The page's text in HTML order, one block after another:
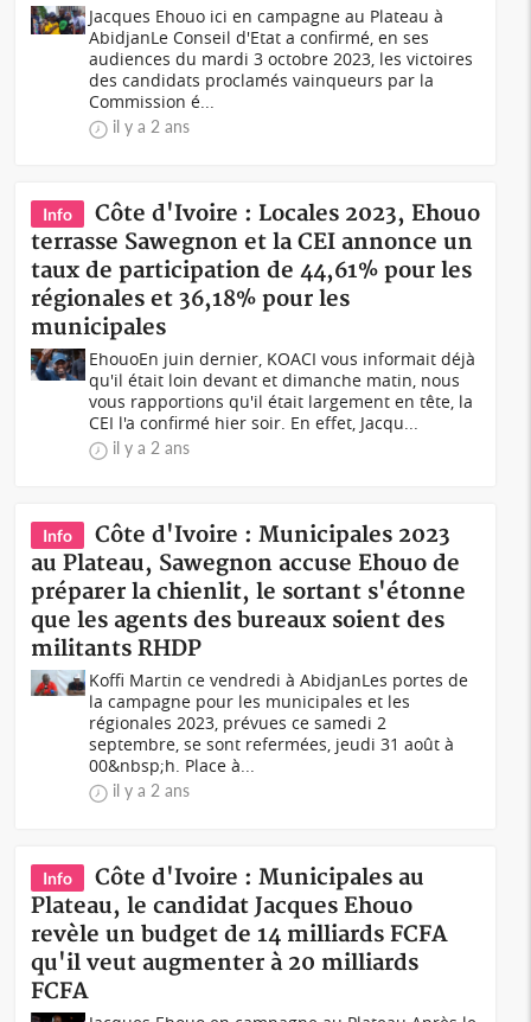
Jacques Ehouo ici en campagne au Plateau à
AbidjanLe Conseil d'Etat a confirmé, en ses
audiences du mardi 3 octobre 2023, les victoires
des candidats proclamés vainqueurs par la
Commission é...
il y a 2 ans
Info
Côte d'Ivoire : Locales 2023, Ehouo
terrasse Sawegnon et la CEI annonce un
taux de participation de 44,61% pour les
régionales et 36,18% pour les
municipales
EhouoEn juin dernier, KOACI vous informait déjà
qu'il était loin devant et dimanche matin, nous
vous rapportions qu'il était largement en tête, la
CEI l'a confirmé hier soir. En effet, Jacqu...
il y a 2 ans
Info
Côte d'Ivoire : Municipales 2023
au Plateau, Sawegnon accuse Ehouo de
préparer la chienlit, le sortant s'étonne
que les agents des bureaux soient des
militants RHDP
Koffi Martin ce vendredi à AbidjanLes portes de
la campagne pour les municipales et les
régionales 2023, prévues ce samedi 2
septembre, se sont refermées, jeudi 31 août à
00&nbsp;h. Place à...
il y a 2 ans
Info
Côte d'Ivoire : Municipales au
Plateau, le candidat Jacques Ehouo
revèle un budget de 14 milliards FCFA
qu'il veut augmenter à 20 milliards
FCFA